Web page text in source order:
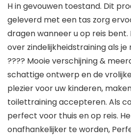
H in gevouwen toestand. Dit
geleverd met een tas zorg
dragen wanneer u op reis bent.
over zindelijkheidstraining als
???? Mooie verschijning &
schattige ontwerp en de
plezier voor uw kinderen,
toilettraining accepteren. Als
perfect voor thuis en op reis.
onafhankelijker te worden,